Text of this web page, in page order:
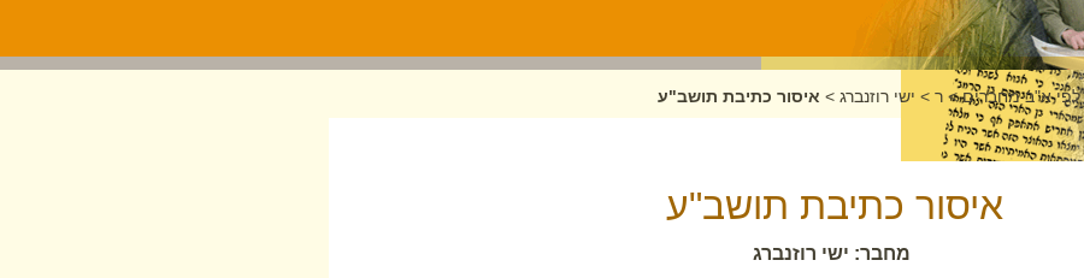
לפי א"ב מחברים > ר > ישי רוזנברג > איסור כתיבת תושב"ע
איסור כתיבת תושב"ע
מחבר: ישי רוזנברג